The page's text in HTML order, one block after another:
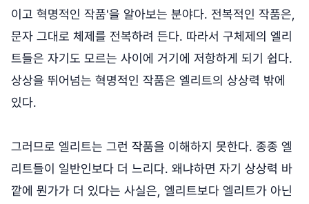
이고 혁명적인 작품'을 알아보는 분야다. 전복적인 작품은,
문자 그대로 체제를 전복하려 든다. 따라서 구체제의 엘리
트들은 자기도 모르는 사이에 거기에 저항하게 되기 쉽다.
상상을 뛰어넘는 혁명적인 작품은 엘리트의 상상력 밖에
있다.
그러므로 엘리트는 그런 작품을 이해하지 못한다. 종종 엘
리트들이 일반인보다 더 느리다. 왜냐하면 자기 상상력 바
깥에 뭔가가 더 있다는 사실은, 엘리트보다 엘리트가 아닌